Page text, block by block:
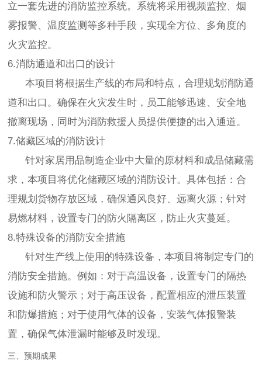
立一套先进的消防监控系统。系统将采用视频监控、烟
雾报警、温度监测等多种手段，实现全方位、多角度的
火灾监控。
6.消防通道和出口的设计
本项目将根据生产线的布局和特点，合理规划消防通
道和出口。确保在火灾发生时，员工能够迅速、安全地
撤离现场，同时为消防救援人员提供便捷的出入通道。
7.储藏区域的消防设计
针对家居用品制造企业中大量的原材料和成品储藏需
求，本项目将优化储藏区域的消防设计。具体包括：合
理规划货物存放区域，确保通风良好、远离火源；针对
易燃材料，设置专门的防火隔离区，防止火灾蔓延。
8.特殊设备的消防安全措施
针对生产线上使用的特殊设备，本项目将制定专门的
消防安全措施。例如：对于高温设备，设置专门的隔热
设施和防火警示；对于高压设备，配置相应的泄压装置
和防爆措施；对于使用气体的设备，安装气体报警装
置，确保气体泄漏时能够及时发现。
三、预期成果